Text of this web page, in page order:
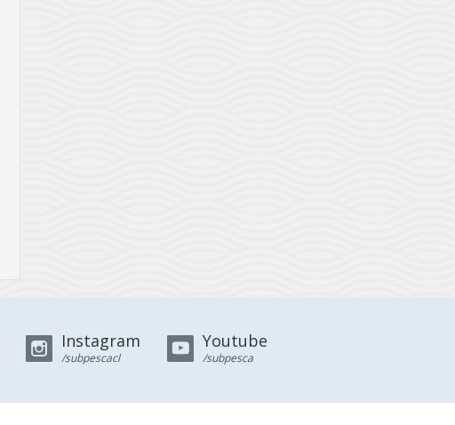
Instagram
/subpescacl
Youtube
/subpesca